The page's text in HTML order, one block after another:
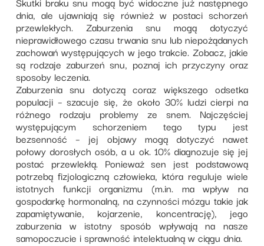
dnia, ale ujawniają się również w postaci schorzeń
przewlekłych. Zaburzenia snu mogą dotyczyć
nieprawidłowego czasu trwania snu lub niepożądanych
zachowań występujących w jego trakcie. Zobacz, jakie
są rodzaje zaburzeń snu, poznaj ich przyczyny oraz
sposoby leczenia.
Zaburzenia snu dotyczą coraz większego odsetka
populacji – szacuje się, że około 30% ludzi cierpi na
różnego rodzaju problemy ze snem. Najczęściej
występującym schorzeniem tego typu jest
bezsenność – jej objawy mogą dotyczyć nawet
połowy dorosłych osób, a u ok. 10% diagnozuje się jej
postać przewlekłą. Ponieważ sen jest podstawową
potrzebą fizjologiczną człowieka, która reguluje wiele
istotnych funkcji organizmu (m.in. ma wpływ na
gospodarkę hormonalną, na czynności mózgu takie jak
zapamiętywanie, kojarzenie, koncentrację), jego
zaburzenia w istotny sposób wpływają na nasze
samopoczucie i sprawność intelektualną w ciągu dnia.